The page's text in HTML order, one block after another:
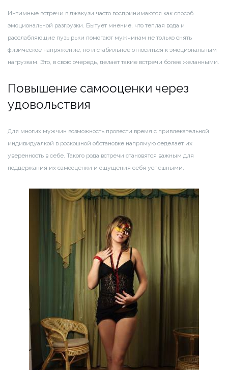
Интимные встречи в джакузи часто воспринимаются как способ
эмоциональной разгрузки. Бытует мнение, что теплая вода и
расслабляющие пузырьки помогают мужчинам не только снять
физическое напряжение, но и стабильнее относиться к эмоциональным
нагрузкам. Это, в свою очередь, делает такие встречи более желанными.
Повышение самооценки через
удовольствия
Для многих мужчин возможность провести время с привлекательной
индивидуалкой в роскошной обстановке напрямую седелает их
уверенность в себе. Такого рода встречи становятся важным для
поддержания их самооценки и ощущения себя успешными.